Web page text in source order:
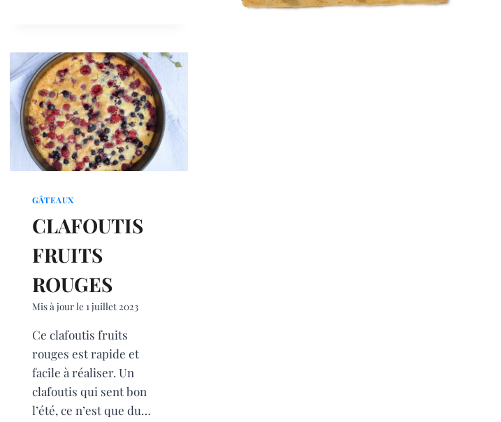
GÂTEAUX
CLAFOUTIS
FRUITS
ROUGES
Mis à jour le 1 juillet 2023
Ce clafoutis fruits
rouges est rapide et
facile à réaliser. Un
clafoutis qui sent bon
l’été, ce n’est que du…